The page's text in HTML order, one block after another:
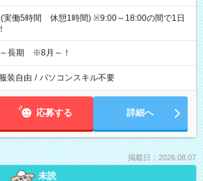
実働5時間 休憩1時間) ※9:00～18:00の間で1日
～長期 ※8月～！
服装自由 / パソコンスキル不要
応募する 詳細へ
掲載日：2026.08.07
未読